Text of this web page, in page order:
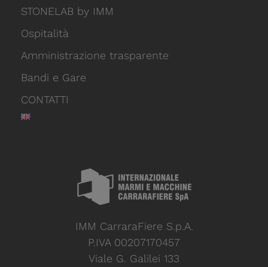
STONELAB by IMM
Ospitalità
Amministrazione trasparente
Bandi e Gare
CONTATTI
IMM CarraraFiere S.p.A.
P.IVA 00207170457
Viale G. Galilei 133